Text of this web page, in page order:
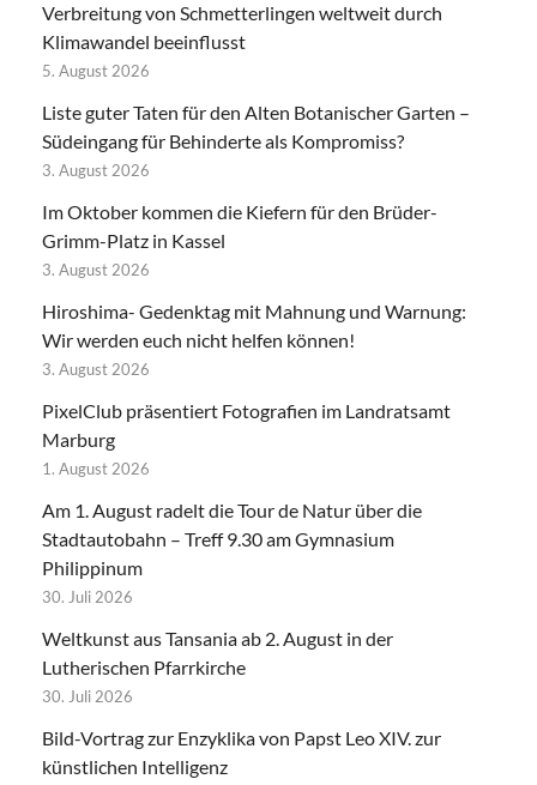
Verbreitung von Schmetterlingen weltweit durch
Klimawandel beeinflusst
5. August 2026
Liste guter Taten für den Alten Botanischer Garten –
Südeingang für Behinderte als Kompromiss?
3. August 2026
Im Oktober kommen die Kiefern für den Brüder-
Grimm-Platz in Kassel
3. August 2026
Hiroshima- Gedenktag mit Mahnung und Warnung:
Wir werden euch nicht helfen können!
3. August 2026
PixelClub präsentiert Fotografien im Landratsamt
Marburg
1. August 2026
Am 1. August radelt die Tour de Natur über die
Stadtautobahn – Treff 9.30 am Gymnasium
Philippinum
30. Juli 2026
Weltkunst aus Tansania ab 2. August in der
Lutherischen Pfarrkirche
30. Juli 2026
Bild-Vortrag zur Enzyklika von Papst Leo XIV. zur
künstlichen Intelligenz